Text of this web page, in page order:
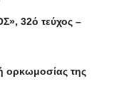
32ό τεύχος –
ορκωμοσίας της